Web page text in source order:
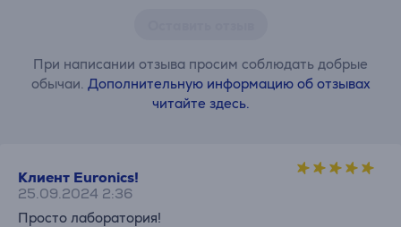
При написании отзыва просим соблюдать добрые
обычаи. Дополнительную информацию об отзывах
читайте здесь.
Клиент Euronics!
25.09.2024 2:36
Просто лаборатория!